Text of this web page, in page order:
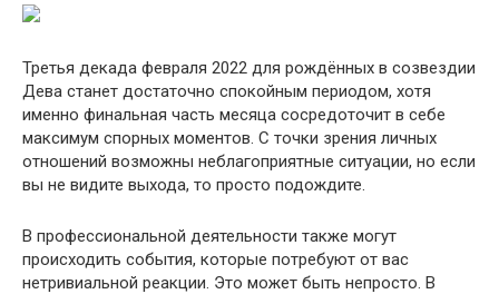
Третья декада февраля 2022 для рождённых в созвездии
Дева станет достаточно спокойным периодом, хотя
именно финальная часть месяца сосредоточит в себе
максимум спорных моментов. С точки зрения личных
отношений возможны неблагоприятные ситуации, но если
вы не видите выхода, то просто подождите.
В профессиональной деятельности также могут
происходить события, которые потребуют от вас
нетривиальной реакции. Это может быть непросто. В